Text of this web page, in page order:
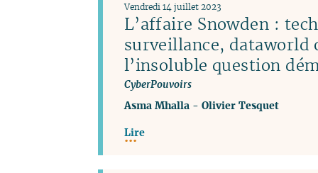
L’affaire Snowden :
surveillance, dataworld
l’insoluble question
CyberPouvoirs
Vendredi 14 juillet 2023
Asma Mhalla- Olivier Tesquet
Lire